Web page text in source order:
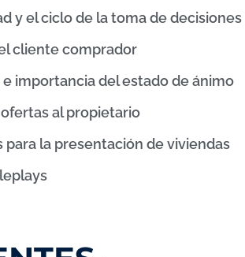
y el ciclo de la toma de decisiones
cliente comprador
importancia del estado de ánimo
al propietario
la presentación de viviendas